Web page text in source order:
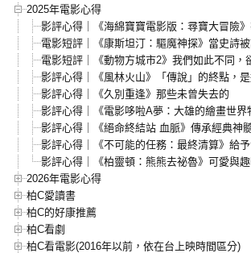
2025年電影心得
影評心得｜《海綿寶寶電影版：尋寶大冒險
電影短評｜《康斯坦汀：驅魔神探》當史詩
電影短評｜《動物方城市2》我們如此不同，
影評心得｜《風林火山》「傳說」的終點，
影評心得｜《久別重逢》那些未曾失去的
影評心得｜《電影哆啦A夢：大雄的繪畫世
影評心得｜《絕命終結站 血脈》傳承經典神
影評心得｜《不可能的任務：最終清算》給
影評心得｜《柏靈頓：熊熊去祕魯》可愛與
2026年電影心得
柏C愛讀書
柏C的好康推薦
柏C看劇
柏C看電影(2016年以前，依在台上映時間區分)